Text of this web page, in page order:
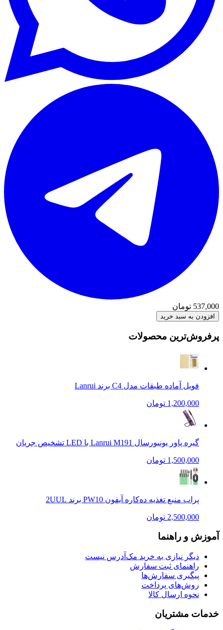
537,000 تومان
افزودن به سبد خرید
پرفروش‌ترین محصولات
فویل آماده طبقات مدل C4 برند Lanrui
1,200,000 تومان
گیره پاور یونیورسال Lanrui M191 با LED تشخیص جریان
1,500,000 تومان
پراب منبع تغذیه ده‌کاره آیفون PW10 برند 2UUL
2,500,000 تومان
آموزش و راهنما
دیگر نیازی به خرید مک‌آدرس نیست
راهنمای ثبت سفارش
پیگیری سفارش‌ها
روش‌های پرداخت
نحوه ارسال کالا
خدمات مشتریان